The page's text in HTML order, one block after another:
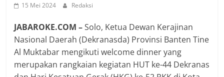
15 Mei 2024 Redaksi
JABAROKE.COM –Solo, Ketua Dewan Kerajinan
Nasional Daerah (Dekranasda) Provinsi Banten Tine
Al Muktabar mengikuti welcome dinner yang
merupakan rangkaian kegiatan HUT ke-44 Dekranas